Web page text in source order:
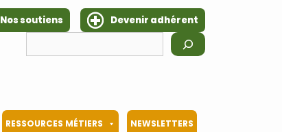
Nos soutiens
Devenir adhérent
RESSOURCES MÉTIERS NEWSLETTERS